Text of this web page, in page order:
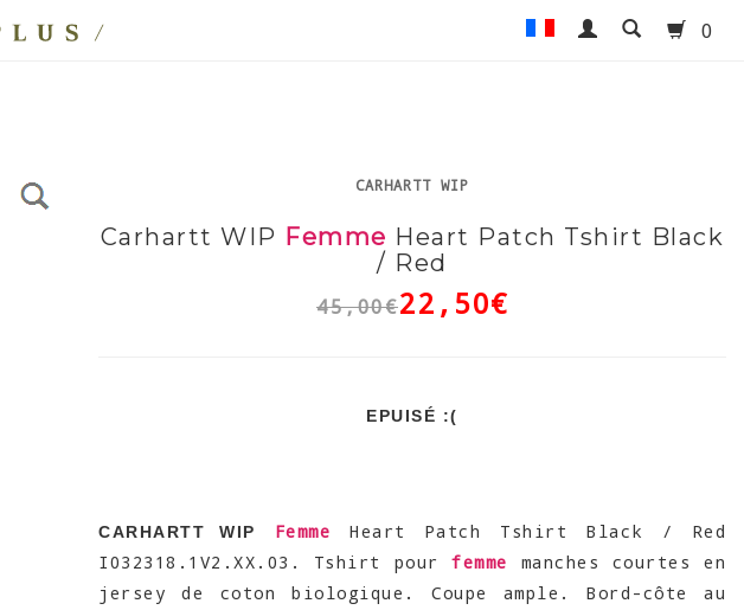
0
CARHARTT WIP
Carhartt WIP Femme Heart Patch Tshirt Black
/ Red
45,00€22,50€
EPUISÉ :(
CARHARTT WIP Femme Heart Patch Tshirt Black / Red
I032318.1V2.XX.03. Tshirt pourfemme manches courtes en
jersey de coton biologique. Coupe ample. Bord-côte au